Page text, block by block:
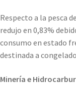
Respecto a la pesca
redujo en 0,83%
consumo en estado
destinada a
Minería e